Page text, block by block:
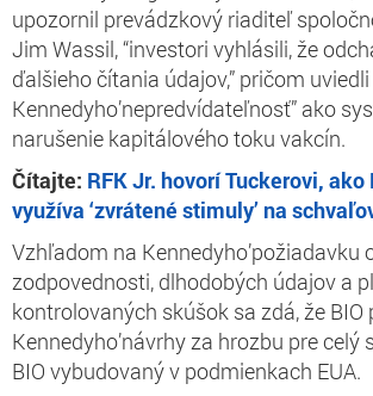
upozornil prevádzkový riaditeľ
Jim Wassil, “investori vyhlásili, že
ďalšieho čítania údajov,” pričom uviedli
Kennedyho’nepredvídateľnosť” ako
narušenie kapitálového toku vakcín.
Čítajte: RFK Jr. hovorí Tuckerovi, ako
využíva ‘zvrátené stimuly’ na
Vzhľadom na Kennedyho’požiadavku
zodpovednosti, dlhodobých údajov a
kontrolovaných skúšok sa zdá, že BIO
Kennedyho’návrhy za hrozbu pre celý
BIO vybudovaný v podmienkach EUA.